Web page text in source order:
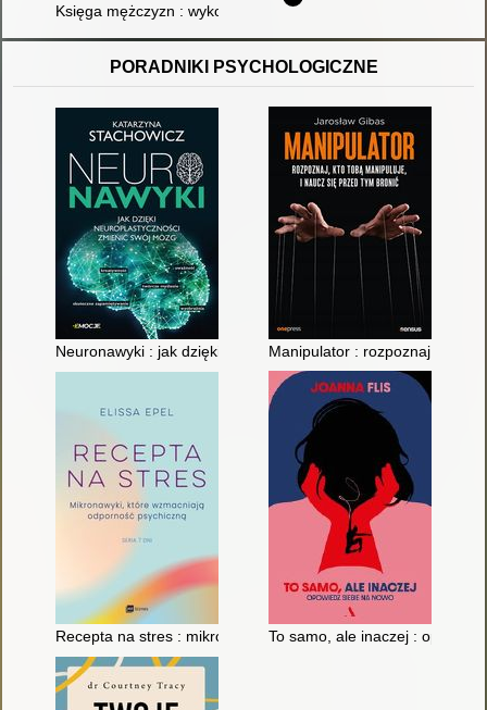
Księga mężczyzn : wykorzystaj "kryzys męskości", by odkryć
PORADNIKI PSYCHOLOGICZNE
Neuronawyki : jak dzięki neuroplastyczności zmienić swój
Manipulator : rozpoznaj, kto
Recepta na stres : mikronawyki, które wzmacniają odporność
To samo, ale inaczej :